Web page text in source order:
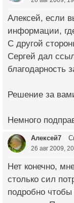
Алексей, если
информации,
С другой
Сергей дал
благодарность
Решение за
Немного
Алексей7
26 авг 2009,
Нет конечно,
столько сил
подробно